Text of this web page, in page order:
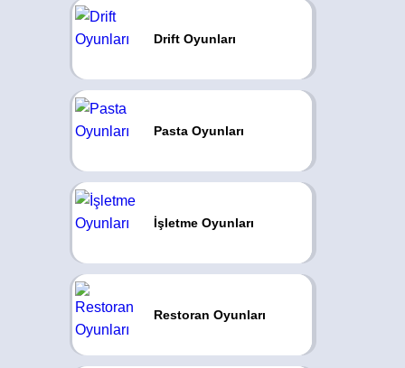
Drift Oyunları
Pasta Oyunları
İşletme Oyunları
Restoran Oyunları